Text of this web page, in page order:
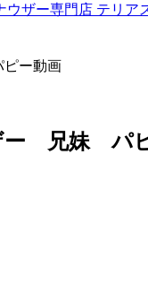
ウザー専門店 テリア
ー動画
ー 兄妹 パ